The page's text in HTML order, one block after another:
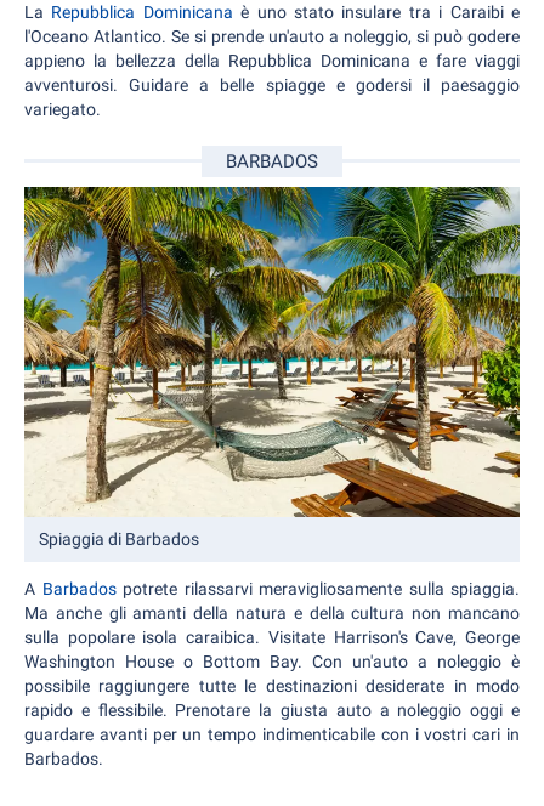
La Repubblica Dominicana è uno stato insulare tra i Caraibi e
l'Oceano Atlantico. Se si prende un'auto a noleggio, si può godere
appieno la bellezza della Repubblica Dominicana e fare viaggi
avventurosi. Guidare a belle spiagge e godersi il paesaggio
variegato.
BARBADOS
Spiaggia di Barbados
A Barbadospotrete rilassarvi meravigliosamente sulla spiaggia.
Ma anche gli amanti della natura e della cultura non mancano
sulla popolare isola caraibica. Visitate Harrison's Cave, George
Washington House o Bottom Bay. Con un'auto a noleggio è
possibile raggiungere tutte le destinazioni desiderate in modo
rapido e flessibile. Prenotare la giusta auto a noleggio oggi e
guardare avanti per un tempo indimenticabile con i vostri cari in
Barbados.